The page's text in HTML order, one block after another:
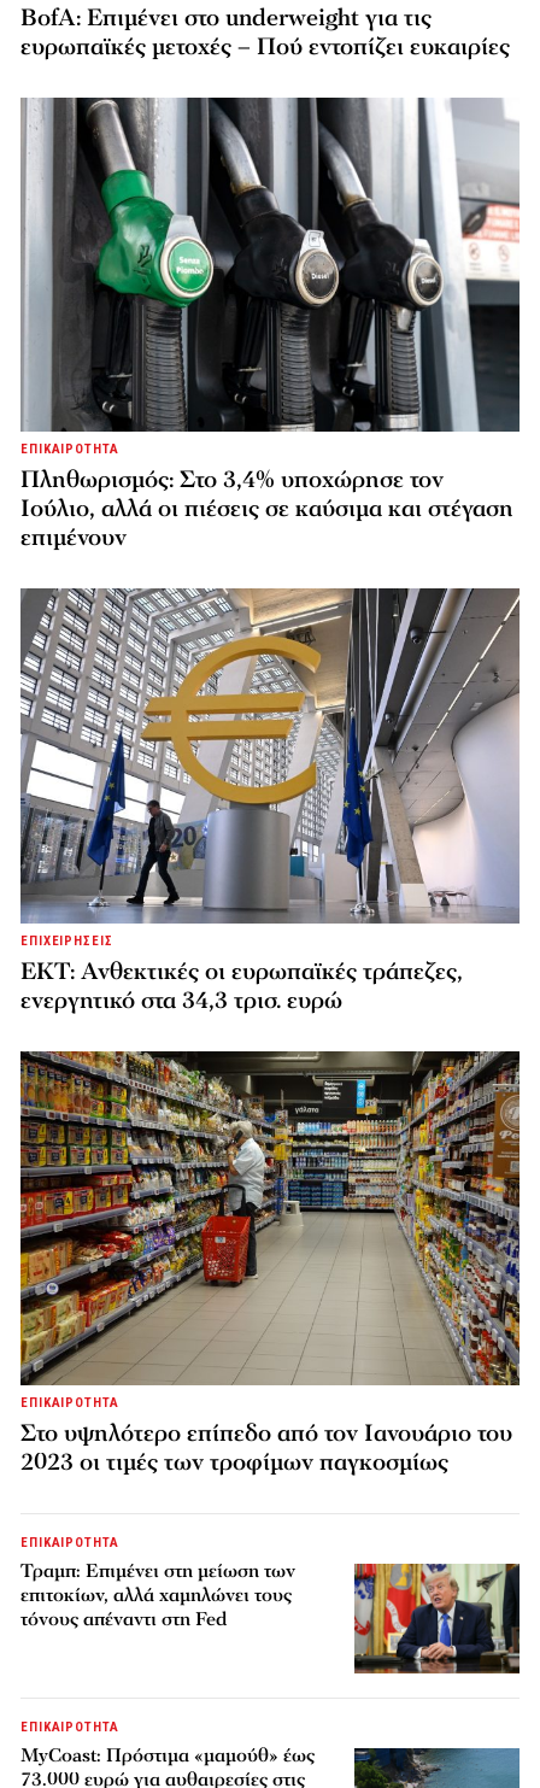
BofA: Επιμένει στο underweight για τις
ευρωπαϊκές μετοχές – Πού εντοπίζει ευκαιρίες
ΕΠΙΚΑΙΡΟΤΗΤΑ
Πληθωρισμός: Στο 3,4% υποχώρησε τον
Ιούλιο, αλλά οι πιέσεις σε καύσιμα και στέγαση
επιμένουν
ΕΠΙΧΕΙΡΗΣΕΙΣ
ΕΚΤ: Ανθεκτικές οι ευρωπαϊκές τράπεζες,
ενεργητικό στα 34,3 τρισ. ευρώ
ΕΠΙΚΑΙΡΟΤΗΤΑ
Στο υψηλότερο επίπεδο από τον Ιανουάριο του
2023 οι τιμές των τροφίμων παγκοσμίως
ΕΠΙΚΑΙΡΟΤΗΤΑ
Τραμπ: Επιμένει στη μείωση των
επιτοκίων, αλλά χαμηλώνει τους
τόνους απέναντι στη Fed
ΕΠΙΚΑΙΡΟΤΗΤΑ
MyCoast: Πρόστιμα «μαμούθ» έως
73.000 ευρώ για αυθαιρεσίες στις